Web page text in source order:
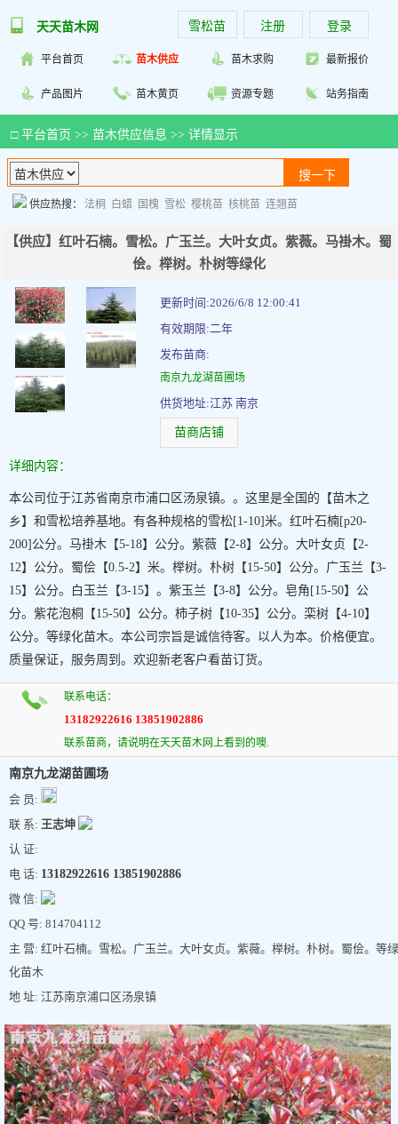
天天苗木网 雪松苗 注册 登录
平台首页 苗木供应 苗木求购 最新报价
产品图片 苗木黄页 资源专题 站务指南
□ 平台首页 >> 苗木供应信息 >> 详情显示
供应热搜： 法桐 白蜡 国槐 雪松 樱桃苗 核桃苗 连翘苗
【供应】红叶石楠。雪松。广玉兰。大叶女贞。紫薇。马褂木。蜀
侩。榉树。朴树等绿化
更新时间:2026/6/8 12:00:41
有效期限:二年
发布苗商:
南京九龙湖苗圃场
供货地址:江苏 南京
苗商店铺
详细内容：
本公司位于江苏省南京市浦口区汤泉镇。。这里是全国的【苗木之
乡】和雪松培养基地。有各种规格的雪松[1-10]米。红叶石楠[p20-
200]公分。马褂木【5-18】公分。紫薇【2-8】公分。大叶女贞【2-
12】公分。蜀侩【0.5-2】米。榉树。朴树【15-50】公分。广玉兰【3-
15】公分。白玉兰【3-15】。紫玉兰【3-8】公分。皂角[15-50】公
分。紫花泡桐【15-50】公分。柿子树【10-35】公分。栾树【4-10】
公分。等绿化苗木。本公司宗旨是诚信待客。以人为本。价格便宜。
质量保证，服务周到。欢迎新老客户看苗订货。
联系电话：
13182922616 13851902886
联系苗商，请说明在天天苗木网上看到的噢.
南京九龙湖苗圃场
会 员:
联 系: 王志坤
认 证:
电 话: 13182922616 13851902886
微 信:
QQ 号: 814704112
主 营: 红叶石楠。雪松。广玉兰。大叶女贞。紫薇。榉树。朴树。蜀侩。等绿
化苗木
地 址: 江苏南京浦口区汤泉镇